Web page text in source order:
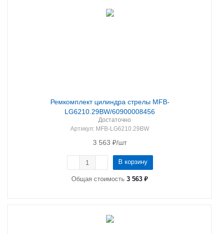
Ремкомплект цилиндра стрелы MFB-
LG6210.29BW/60900008456
Достаточно
Артикул: MFB-LG6210.29BW
3 563 ₽/шт
В корзину
Общая стоимость 3 563 ₽